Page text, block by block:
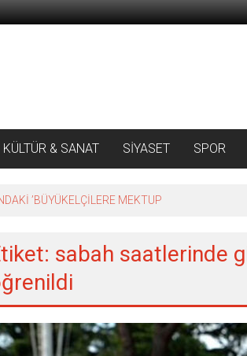
KÜLTÜR & SANAT SİYASET SPOR
’BÜYÜKELÇİLERE MEKTUP
sabah saatlerinde